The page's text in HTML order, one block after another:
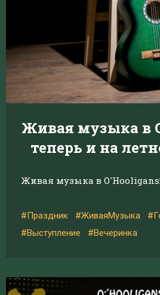
Живая музыка в
теперь и на
Живая музыка в
#Праздник #ЖиваяМузыка
#Выступление
#Вечеринка